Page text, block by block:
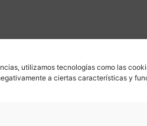
utilizamos tecnologías como las
a ciertas características y